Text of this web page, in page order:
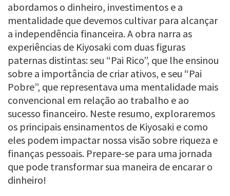
abordamos o dinheiro, investimentos e a
mentalidade que devemos cultivar para alcançar
a independência financeira. A obra narra as
experiências de Kiyosaki com duas figuras
paternas distintas: seu “Pai Rico”, que lhe ensinou
sobre a importância de criar ativos, e seu “Pai
Pobre”, que representava uma mentalidade mais
convencional em relação ao trabalho e ao
sucesso financeiro. Neste resumo, exploraremos
os principais ensinamentos de Kiyosaki e como
eles podem impactar nossa visão sobre riqueza e
finanças pessoais. Prepare-se para uma jornada
que pode transformar sua maneira de encarar o
dinheiro!